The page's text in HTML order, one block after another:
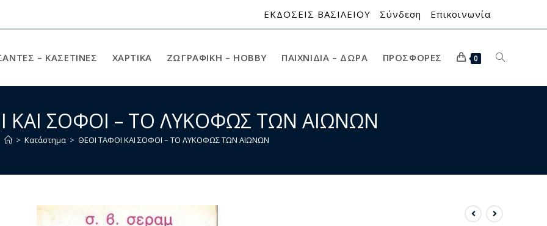
ΕΚΔΟΣΕΙΣ ΒΑΣΙΛΕΙΟΥ Σύνδεση Επικοινωνία
– ΚΑΣΕΤΙΝΕΣ ΧΑΡΤΙΚΆ ΖΩΓΡΑΦΙΚΉ – HOBBY ΠΑΙΧΝΊΔΙΑ – ΔΏΡΑ ΠΡΟΣΦΟΡΈΣ 0
ΚΑΙ ΣΟΦΟΙ – ΤΟ ΛΥΚΟΦΩΣ ΤΩΝ ΑΙΩΝΩΝ
> Κατάστημα > ΘΕΟΙ ΤΑΦΟΙ ΚΑΙ ΣΟΦΟΙ – ΤΟ ΛΥΚΟΦΩΣ ΤΩΝ ΑΙΩΝΩΝ